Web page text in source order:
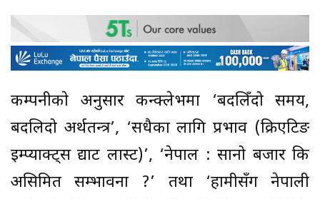
कम्पनीकाे अनुसार कन्क्लेभमा ‘बदलिँदो समय,
बदलिदो अर्थतन्त्र’, ‘सधैका लागि प्रभाव (क्रिएटिङ
इम्प्याक्ट्स द्याट लास्ट)’, ‘नेपाल : सानो बजार कि
असिमित सम्भावना ?’ तथा ‘हामीसँग नेपाली